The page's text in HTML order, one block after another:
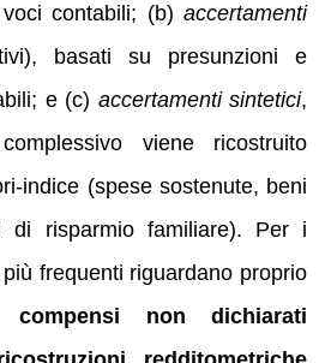
contabili; (b) accertamenti
basati su presunzioni e
e (c) accertamenti sintetici,
viene ricostruito
indice (spese sostenute, beni
di risparmio familiare). Per i
frequenti riguardano proprio
non dichiarati